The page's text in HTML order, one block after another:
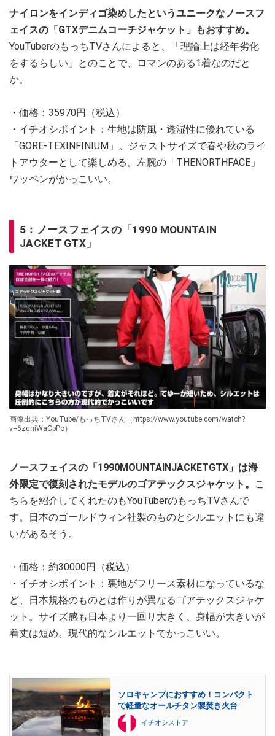
ナイロンをインディゴ染めしたというユニークなノースフ
ェイスの「GTXデニムコーチジャケット」もおすすめ。
YouTuberのもっちTVさんによると、「理論上は経年劣化
をするらしい」とのことで、ロマンのある1着なのだと
か。
・価格：35970円（税込）
・イチオシポイント：生地は防風・透湿性に優れている
「GORE-TEXINFINIUM」。ジャストサイズで春や秋のライ
トアウターとして楽しめる。左腕の「THENORTHFACE」
ワッペンがかっこいい。
5：ノースフェイスの「1990 MOUNTAIN
JACKET GTX」
画像出典：YouTube/もっちTVさん（https://www.youtube.com/watch?
v=6zqniWaCpPo）
ノースフェイスの「1990MOUNTAINJACKETGTX」は海
外限定で復刻されたモデルのゴアテックスジャケット。
こ
ちらを紹介してくれたのもYouTuberのもっちTVさんで
す。日本のゴールドウィン社製のものとシルエットにも違
いがあるそう。
・価格：約30000円（税込）
・イチオシポイント：裏地がフリース素材になっているな
ど、日本規格のものとは作りが異なるゴアテックスジャケ
ット。サイズ感も日本より一回り大きく、身幅が大きいが
着丈は短め。現代的なシルエットでかっこいい。
ソロキャンプにおすすめ！コンパクト
で軽量なオールチタン製焚き火台
イチオシストア